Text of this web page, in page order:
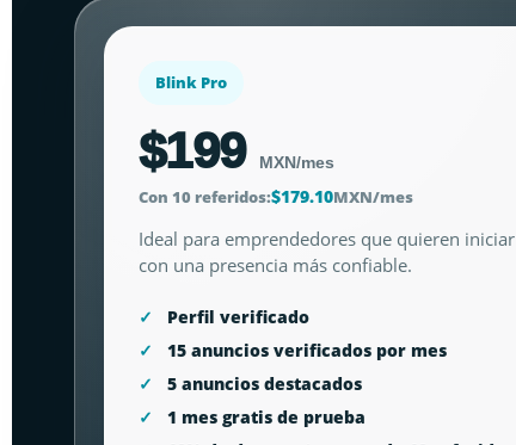
Blink Pro
$199 MXN/mes
Con 10 referidos:$179.10MXN/mes
Ideal para emprendedores que quieren iniciar
con una presencia más confiable.
Perfil verificado
15 anuncios verificados por mes
5 anuncios destacados
1 mes gratis de prueba